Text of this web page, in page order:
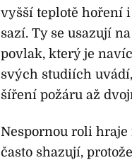
vyšší teplotě hoření
sazí. Ty se usazují
povlak, který je
svých studiích
šíření požáru až
Nespornou roli
často shazují,